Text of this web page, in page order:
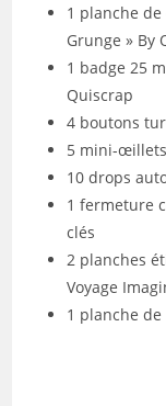
1 planche
Grunge » By
1 badge 25
Quiscrap
4 boutons
5 mini-
10 drops
1 fermeture
clés
2 planches
Voyage
1 planche